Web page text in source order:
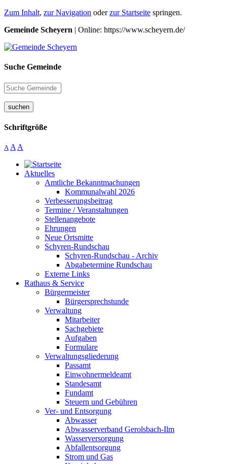
Zum Inhalt, zur Navigation oderzur Startseite springen.
Gemeinde Scheyern | Online: https://www.scheyern.de/
Suche Gemeinde
suchen
Schriftgröße
A A A
Aktuelles
Amtliche Bekanntmachungen
Kommunalwahl 2026
Verbesserungsbeitrag
Termine / Veranstaltungen
Stellenangebote
Ehrungen
Neue Ortsmitte
Schyren-Rundschau
Schyren-Rundschau - Archiv
Abgabetermine Rundschau
Externe Links
Rathaus & Service
Bürgermeister
Bürgersprechstunde
Verwaltung
Mitarbeiter
Sachgebiete
Aufgaben
Formulare
Verwaltungsgliederung
Passamt
Einwohnermeldeamt
Standesamt
Fundamt
Steuern und Gebühren
Ver- und Entsorgung
Abwasser
Abwasserverband Gerolsbach-Ilm
Wasserversorgung
Abfallentsorgung
Strom und Gas